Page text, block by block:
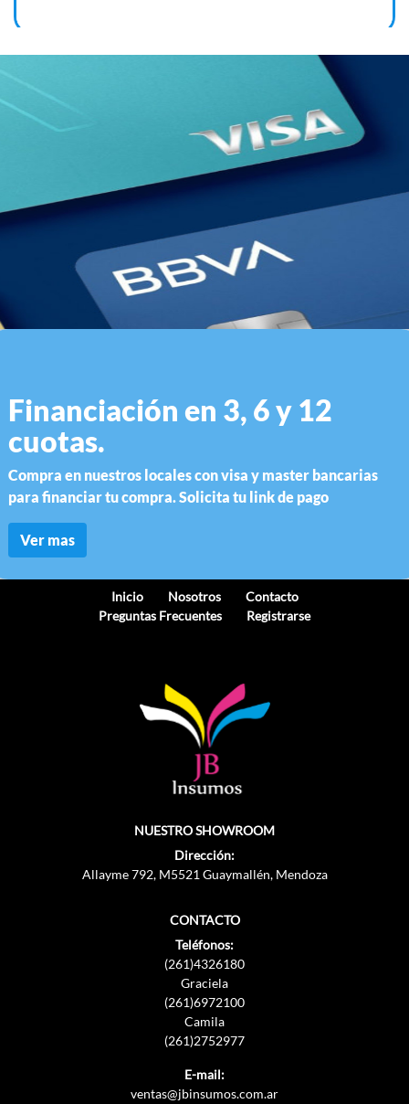
CABEZAL IPHONE 25W TIPO C MHJE3ZM/A
Financiación en 3, 6 y 12
cuotas.
Compra en nuestros locales con visa y master bancarias
para financiar tu compra. Solicita tu link de pago
Ver mas
Inicio Nosotros
Contacto
Preguntas Frecuentes
Registrarse
NUESTRO SHOWROOM
Dirección:
Allayme 792, M5521 Guaymallén, Mendoza
CONTACTO
Teléfonos:
(261)4326180
Graciela
(261)6972100
Camila
(261)2752977
E-mail:
ventas@jbinsumos.com.ar